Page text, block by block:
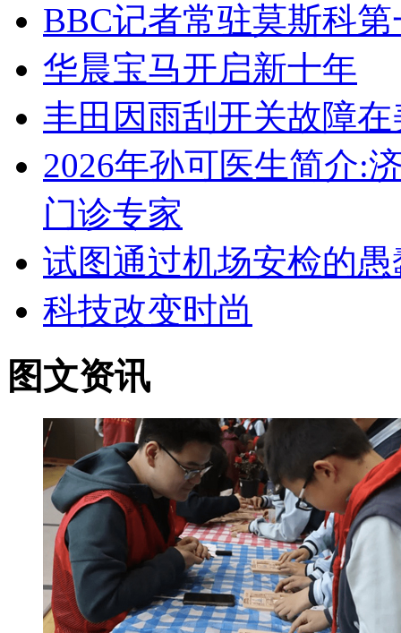
BBC记者常驻莫斯科
华晨宝马开启新十年
丰田因雨刮开关故障
2026年孙可医生简介:
门诊专家
试图通过机场安检的
科技改变时尚
图文资讯